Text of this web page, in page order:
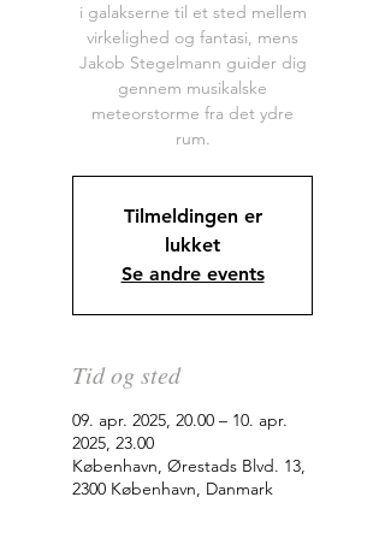
i galakserne til et sted mellem
virkelighed og fantasi, mens
Jakob Stegelmann guider dig
gennem musikalske
meteorstorme fra det ydre
rum.
Tilmeldingen er
lukket
Se andre events
Tid og sted
09. apr. 2025, 20.00 – 10. apr.
2025, 23.00
København, Ørestads Blvd. 13,
2300 København, Danmark